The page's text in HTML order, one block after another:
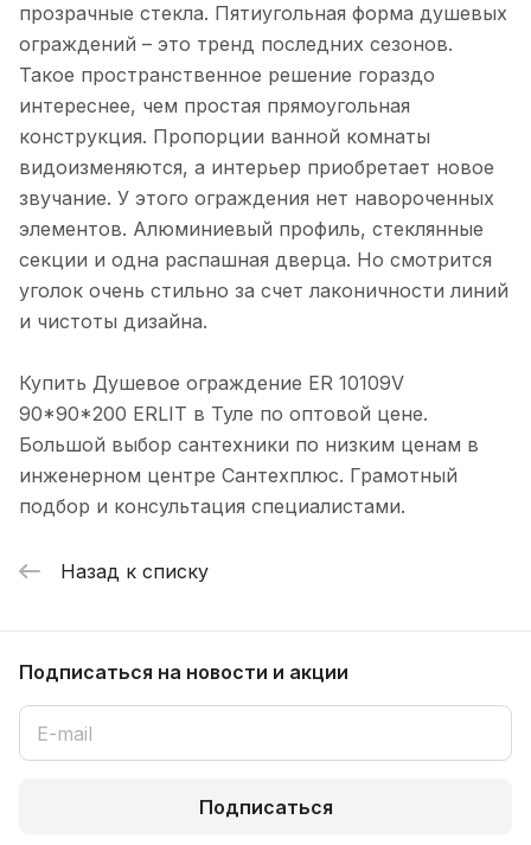
прозрачные стекла. Пятиугольная форма душевых
ограждений – это тренд последних сезонов.
Такое пространственное решение гораздо
интереснее, чем простая прямоугольная
конструкция. Пропорции ванной комнаты
видоизменяются, а интерьер приобретает новое
звучание. У этого ограждения нет навороченных
элементов. Алюминиевый профиль, стеклянные
секции и одна распашная дверца. Но смотрится
уголок очень стильно за счет лаконичности линий
и чистоты дизайна.
Купить Душевое ограждение ER 10109V
90*90*200 ERLIT в Туле по оптовой цене.
Большой выбор сантехники по низким ценам в
инженерном центре Сантехплюс. Грамотный
подбор и консультация специалистами.
Назад к списку
Подписаться на новости и акции
Подписаться